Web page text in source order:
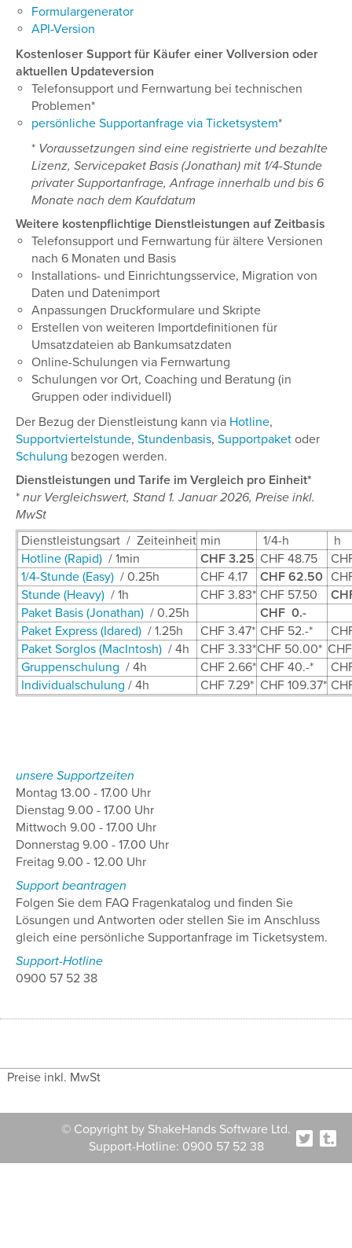
Formulargenerator
API-Version
Kostenloser Support für Käufer einer Vollversion oder
aktuellen Updateversion
Telefonsupport und Fernwartung bei technischen
Problemen*
persönliche Supportanfrage via Ticketsystem*
* Voraussetzungen sind eine registrierte und bezahlte
Lizenz, Servicepaket Basis (Jonathan) mit 1/4-Stunde
privater Supportanfrage, Anfrage innerhalb und bis 6
Monate nach dem Kaufdatum
Weitere kostenpflichtige Dienstleistungen auf Zeitbasis
Telefonsupport und Fernwartung für ältere Versionen
nach 6 Monaten und Basis
Installations- und Einrichtungsservice, Migration von
Daten und Datenimport
Anpassungen Druckformulare und Skripte
Erstellen von weiteren Importdefinitionen für
Umsatzdateien ab Bankumsatzdaten
Online-Schulungen via Fernwartung
Schulungen vor Ort, Coaching und Beratung (in
Gruppen oder individuell)
Der Bezug der Dienstleistung kann via Hotline,
Supportviertelstunde, Stundenbasis, Supportpaket oder
Schulung bezogen werden.
Dienstleistungen und Tarife im Vergleich pro Einheit*
* nur Vergleichswert, Stand 1. Januar 2026, Preise inkl.
MwSt
Dienstleistungsart / Zeiteinheit min 1/4-h
h
Hotline (Rapid) / 1min CHF 3.25 CHF 48.75
1/4-Stunde (Easy) / 0.25h CHF 4.17 CHF 62.50
Stunde (Heavy) / 1h CHF 3.83* CHF 57.50
Paket Basis (Jonathan) / 0.25h
CHF 0.-
Paket Express (Idared) / 1.25h CHF 3.47* CHF 52.-*
Paket Sorglos (MacIntosh) / 4h CHF 3.33*CHF 50.00*
Gruppenschulung / 4h CHF 2.66* CHF 40.-*
Individualschulung / 4h CHF 7.29* CHF 109.37*
unsere Supportzeiten
Montag 13.00 - 17.00 Uhr
Dienstag 9.00 - 17.00 Uhr
Mittwoch 9.00 - 17.00 Uhr
Donnerstag 9.00 - 17.00 Uhr
Freitag 9.00 - 12.00 Uhr
Support beantragen
Folgen Sie dem FAQ Fragenkatalog und finden Sie
Lösungen und Antworten oder stellen Sie im Anschluss
gleich eine persönliche Supportanfrage im Ticketsystem.
Support-Hotline
0900 57 52 38
Preise inkl. MwSt
© Copyright by ShakeHands Software Ltd.
Support-Hotline: 0900 57 52 38